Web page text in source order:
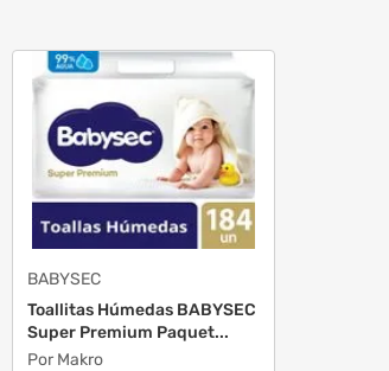
BABYSEC
Toallitas Húmedas BABYSEC
Super Premium Paquet...
Por Makro